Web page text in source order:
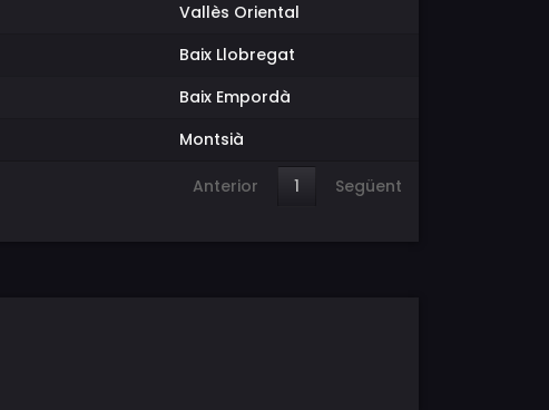
Vallès Oriental
Baix Llobregat
Baix Empordà
Montsià
Anterior 1
Següent